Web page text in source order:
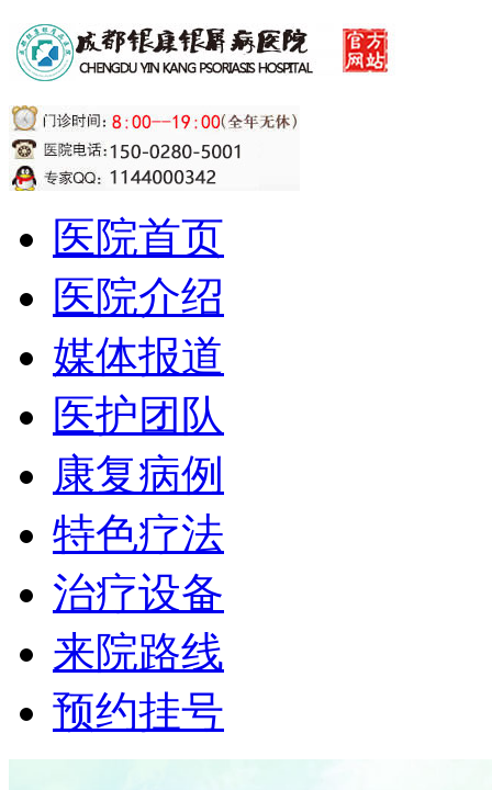
医院首页
医院介绍
媒体报道
医护团队
康复病例
特色疗法
治疗设备
来院路线
预约挂号